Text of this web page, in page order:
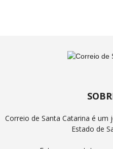
Correio de Santa Catarina é
Estado de